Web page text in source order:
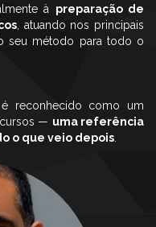
à preparação de
, atuando nos principais
seu método para todo o
reconhecido como um
— uma referência
o que veio depois